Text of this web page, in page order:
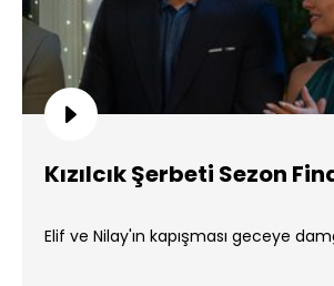
Kızılcık Şerbeti Sezon
Elif ve Nilay'ın kapışması geceye